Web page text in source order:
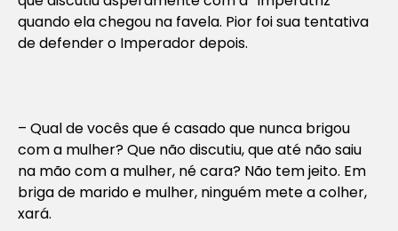
quando ela chegou na favela. Pior foi sua tentativa
de defender o Imperador depois.
– Qual de vocês que é casado que nunca brigou
com a mulher? Que não discutiu, que até não saiu
na mão com a mulher, né cara? Não tem jeito. Em
briga de marido e mulher, ninguém mete a colher,
xará.